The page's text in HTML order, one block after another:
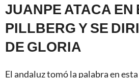
JUANPE ATACA EN
PILLBERG Y SE
DE GLORIA
El andaluz tomó la palabra en